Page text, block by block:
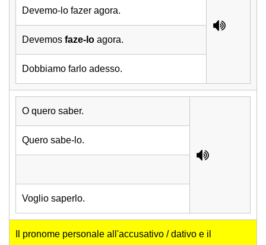
Devemo-lo fazer agora.
Devemos faze-lo agora.
Dobbiamo farlo adesso.
O quero saber.
Quero sabe-lo.
Voglio saperlo.
Il pronome personale all'accusativo / dativo e il